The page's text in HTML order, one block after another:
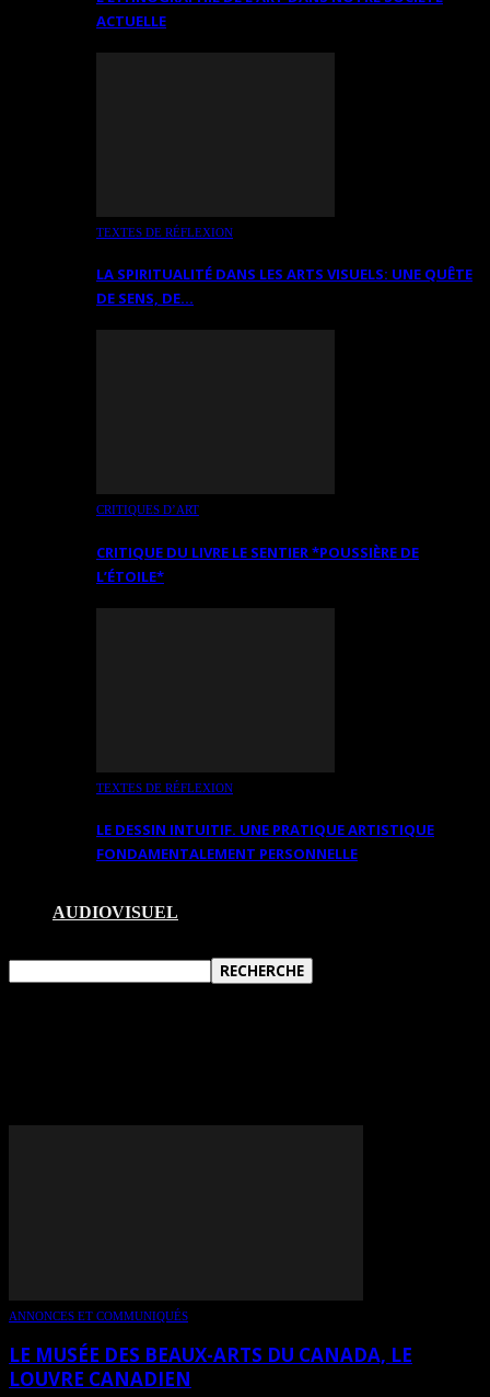
ACTUELLE
TEXTES DE RÉFLEXION
LA SPIRITUALITÉ DANS LES ARTS VISUELS: UNE QUÊTE
DE SENS, DE…
CRITIQUES D’ART
CRITIQUE DU LIVRE LE SENTIER *POUSSIÈRE DE
L’ÉTOILE*
TEXTES DE RÉFLEXION
LE DESSIN INTUITIF. UNE PRATIQUE ARTISTIQUE
FONDAMENTALEMENT PERSONNELLE
AUDIOVISUEL
ANNONCES ET COMMUNIQUÉS
LE MUSÉE DES BEAUX-ARTS DU CANADA, LE
LOUVRE CANADIEN